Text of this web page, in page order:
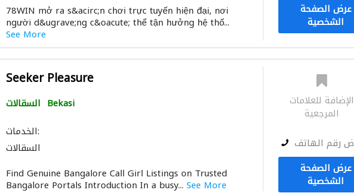
78WIN mở ra s&acirc;n chơi trực tuyến hiện đại, nơi
người d&ugrave;ng c&oacute; thể tận hưởng hệ thố...
See More
عرض الصفحة
الشخصية
Seeker Pleasure
السقالات Bekasi
الخدمات:
السقالات
Find Genuine Bangalore Call Girl Listings on Trusted
Bangalore Portals Introduction In a busy... See More
الإضافة للعلامات
المرجعية
رقم الهاتف
عرض الصفحة
الشخصية